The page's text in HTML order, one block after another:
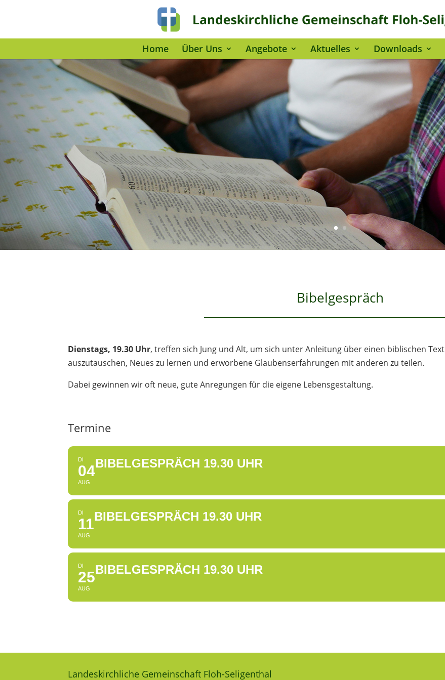
Home Über Uns Angebote Aktuelles Downloads
Bibelgespräch
Dienstags, 19.30 Uhr, treffen sich Jung und Alt, um sich unter Anleitung über einen biblischen Text
auszutauschen, Neues zu lernen und erworbene Glaubenserfahrungen mit anderen zu teilen.
Dabei gewinnen wir oft neue, gute Anregungen für die eigene Lebensgestaltung.
Termine
DI
04
AUG
BIBELGESPRÄCH 19.30 UHR
DI
11
AUG
BIBELGESPRÄCH 19.30 UHR
DI
25
AUG
BIBELGESPRÄCH 19.30 UHR
Landeskirchliche Gemeinschaft Floh-Seligenthal